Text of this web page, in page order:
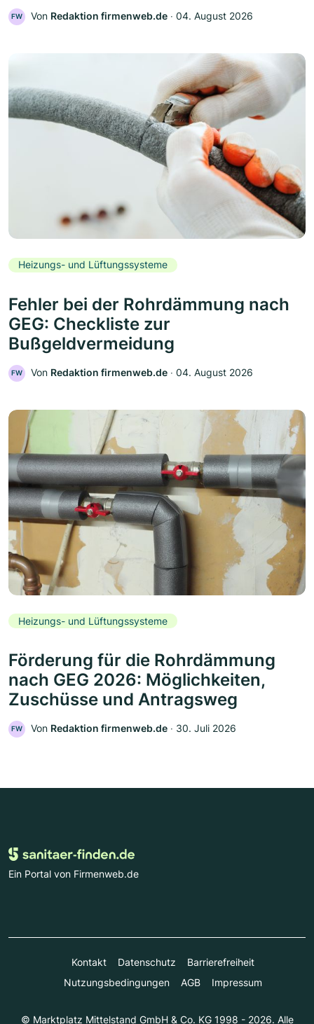
FW Von Redaktion firmenweb.de ‧ 04. August 2026
Heizungs- und Lüftungssysteme
Fehler bei der Rohrdämmung nach
GEG: Checkliste zur
Bußgeldvermeidung
FW Von Redaktion firmenweb.de ‧ 04. August 2026
Heizungs- und Lüftungssysteme
Förderung für die Rohrdämmung
nach GEG 2026: Möglichkeiten,
Zuschüsse und Antragsweg
FW Von Redaktion firmenweb.de ‧ 30. Juli 2026
Ein Portal von Firmenweb.de
Kontakt Datenschutz
Barrierefreiheit
Nutzungsbedingungen
AGB Impressum
© Marktplatz Mittelstand GmbH & Co. KG 1998 - 2026. Alle